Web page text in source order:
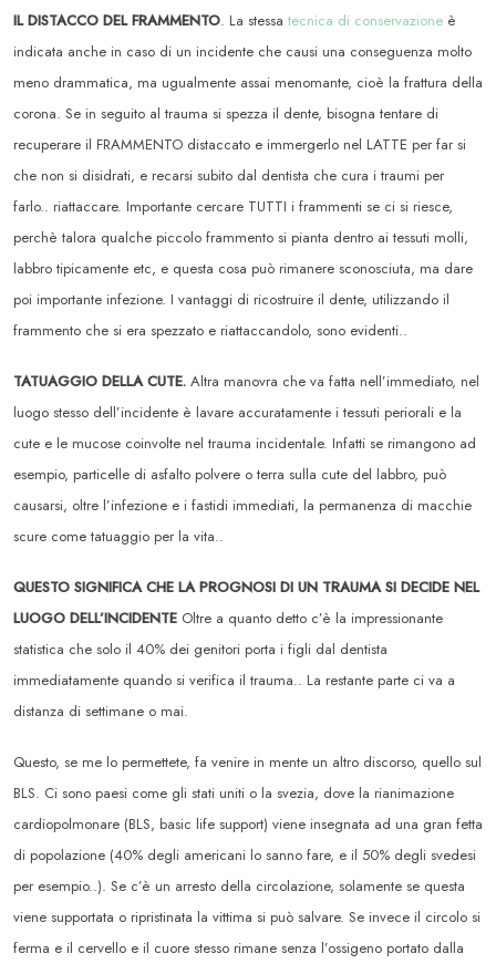
IL DISTACCO DEL FRAMMENTO. La stessa tecnica di conservazione è
indicata anche in caso di un incidente che causi una conseguenza molto
meno drammatica, ma ugualmente assai menomante, cioè la frattura della
corona. Se in seguito al trauma si spezza il dente, bisogna tentare di
recuperare il FRAMMENTO distaccato e immergerlo nel LATTE per far si
che non si disidrati, e recarsi subito dal dentista che cura i traumi per
farlo.. riattaccare. Importante cercare TUTTI i frammenti se ci si riesce,
perchè talora qualche piccolo frammento si pianta dentro ai tessuti molli,
labbro tipicamente etc, e questa cosa può rimanere sconosciuta, ma dare
poi importante infezione. I vantaggi di ricostruire il dente, utilizzando il
frammento che si era spezzato e riattaccandolo, sono evidenti..
TATUAGGIO DELLA CUTE. Altra manovra che va fatta nell’immediato, nel
luogo stesso dell’incidente è lavare accuratamente i tessuti periorali e la
cute e le mucose coinvolte nel trauma incidentale. Infatti se rimangono ad
esempio, particelle di asfalto polvere o terra sulla cute del labbro, può
causarsi, oltre l’infezione e i fastidi immediati, la permanenza di macchie
scure come tatuaggio per la vita..
QUESTO SIGNIFICA CHE LA PROGNOSI DI UN TRAUMA SI DECIDE NEL
LUOGO DELL’INCIDENTE Oltre a quanto detto c’è la impressionante
statistica che solo il 40% dei genitori porta i figli dal dentista
immediatamente quando si verifica il trauma.. La restante parte ci va a
distanza di settimane o mai.
Questo, se me lo permettete, fa venire in mente un altro discorso, quello sul
BLS. Ci sono paesi come gli stati uniti o la svezia, dove la rianimazione
cardiopolmonare (BLS, basic life support) viene insegnata ad una gran fetta
di popolazione (40% degli americani lo sanno fare, e il 50% degli svedesi
per esempio..). Se c’è un arresto della circolazione, solamente se questa
viene supportata o ripristinata la vittima si può salvare. Se invece il circolo si
ferma e il cervello e il cuore stesso rimane senza l’ossigeno portato dalla